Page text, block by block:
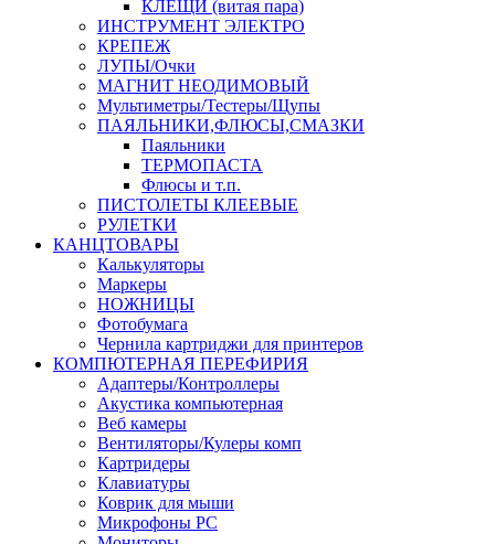
КЛЕЩИ (витая пара)
ИНСТРУМЕНТ ЭЛЕКТРО
КРЕПЕЖ
ЛУПЫ/Очки
МАГНИТ НЕОДИМОВЫЙ
Мультиметры/Тестеры/Щупы
ПАЯЛЬНИКИ,ФЛЮСЫ,СМАЗКИ
Паяльники
ТЕРМОПАСТА
Флюсы и т.п.
ПИСТОЛЕТЫ КЛЕЕВЫЕ
РУЛЕТКИ
КАНЦТОВАРЫ
Калькуляторы
Маркеры
НОЖНИЦЫ
Фотобумага
Чернила картриджи для принтеров
КОМПЮТЕРНАЯ ПЕРЕФИРИЯ
Адаптеры/Контроллеры
Акустика компьютерная
Веб камеры
Вентиляторы/Кулеры комп
Картридеры
Клавиатуры
Коврик для мыши
Микрофоны PC